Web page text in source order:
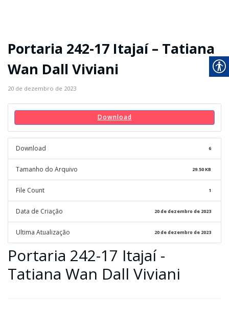
Portaria 242-17 Itajaí – Tatiana
Wan Dall Viviani
20 de dezembro de 2023
Download
Download 6
Tamanho do Arquivo 29.50 KB
File Count 1
Data de Criação 20 de dezembro de 2023
Ultima Atualização 20 de dezembro de 2023
Portaria 242-17 Itajaí -
Tatiana Wan Dall Viviani